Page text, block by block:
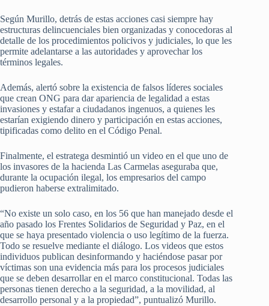
Según Murillo, detrás de estas acciones casi siempre hay
estructuras delincuenciales bien organizadas y conocedoras al
detalle de los procedimientos policivos y judiciales, lo que les
permite adelantarse a las autoridades y aprovechar los
términos legales.
Además, alertó sobre la existencia de falsos líderes sociales
que crean ONG para dar apariencia de legalidad a estas
invasiones y estafar a ciudadanos ingenuos, a quienes les
estarían exigiendo dinero y participación en estas acciones,
tipificadas como delito en el Código Penal.
Finalmente, el estratega desmintió un video en el que uno de
los invasores de la hacienda Las Carmelas aseguraba que,
durante la ocupación ilegal, los empresarios del campo
pudieron haberse extralimitado.
“No existe un solo caso, en los 56 que han manejado desde el
año pasado los Frentes Solidarios de Seguridad y Paz, en el
que se haya presentado violencia o uso legítimo de la fuerza.
Todo se resuelve mediante el diálogo. Los videos que estos
individuos publican desinformando y haciéndose pasar por
víctimas son una evidencia más para los procesos judiciales
que se deben desarrollar en el marco constitucional. Todas las
personas tienen derecho a la seguridad, a la movilidad, al
desarrollo personal y a la propiedad”, puntualizó Murillo.